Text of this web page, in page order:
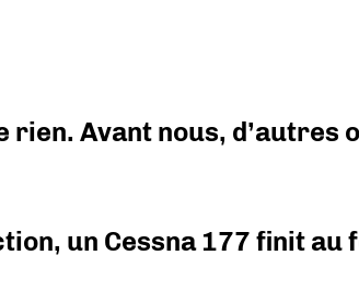
rien. Avant nous,
un Cessna 177 finit